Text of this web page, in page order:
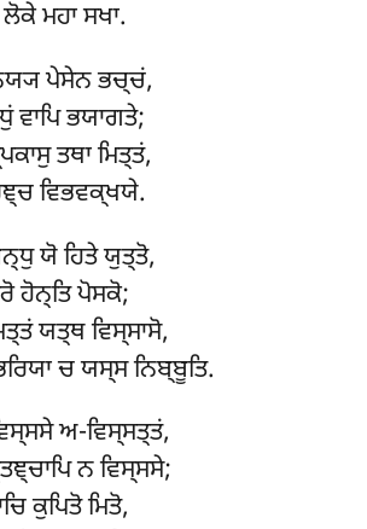
ਮਹਾ ਸਖਾ.
ਪੇਸੇਨ ਭਚ੍ਚਂ,
ਵਾਪਿ ਭਯਾਗਤੇ;
ਤਥਾ ਮਿਤ੍ਤਂ,
ਵਿਭਵਕ੍ਖਯੇ.
ਯੋ ਹਿਤੇ ਯੁਤ੍ਤੋ,
ਹੋਨ੍ਤਿ ਪੋਸਕੋ;
ਯਤ੍ਥ ਵਿਸ੍ਸਾਸੋ,
ਚ ਯਸ੍ਸ ਨਿਬ੍ਬੂਤਿ.
ਅ-ਵਿਸ੍ਸਤ੍ਤਂ,
ਨ ਵਿਸ੍ਸਸੇ;
ਕੁਪਿਤੋ ਮਿਤੋ,